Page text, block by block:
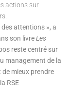
actions sur
des attentions », a
son livreLes
reste centré sur
management de la
de mieux prendre
RSE